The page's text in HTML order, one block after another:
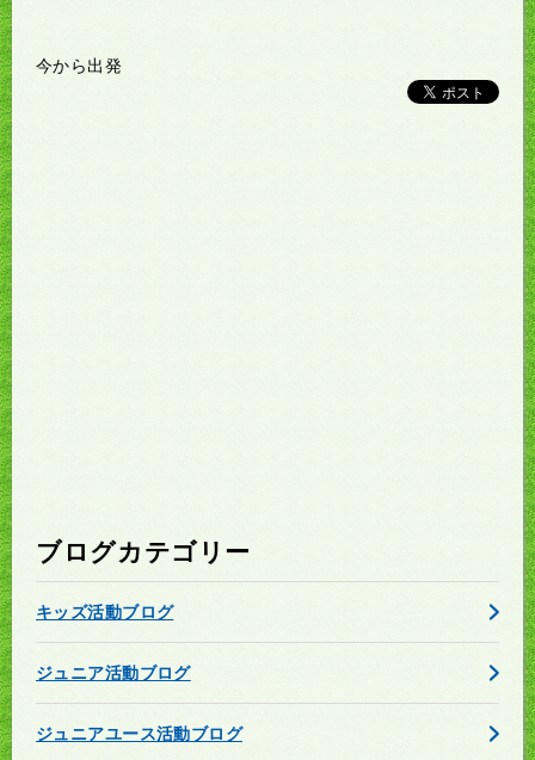
今から出発
ブログカテゴリー
キッズ活動ブログ
ジュニア活動ブログ
ジュニアユース活動ブログ